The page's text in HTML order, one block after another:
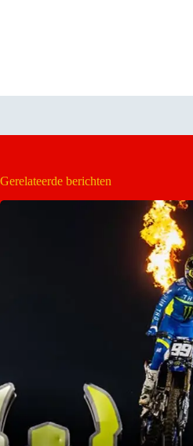
Gerelateerde berichten